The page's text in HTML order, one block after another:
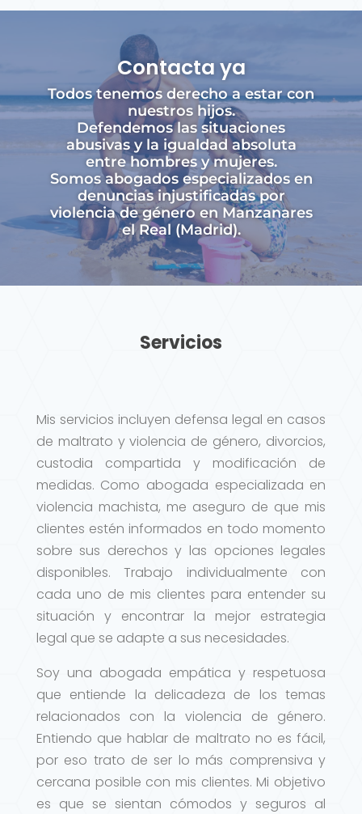
Contacta ya
Todos tenemos derecho a estar con
nuestros hijos.
Defendemos las situaciones
abusivas y la igualdad absoluta
entre hombres y mujeres.
Somos abogados especializados en
denuncias injustificadas por
violencia de género en Manzanares
el Real (Madrid).
Servicios
Mis servicios incluyen defensa legal en casos
de maltrato y violencia de género, divorcios,
custodia compartida y modificación de
medidas. Como abogada especializada en
violencia machista, me aseguro de que mis
clientes estén informados en todo momento
sobre sus derechos y las opciones legales
disponibles. Trabajo individualmente con
cada uno de mis clientes para entender su
situación y encontrar la mejor estrategia
legal que se adapte a sus necesidades.
Soy una abogada empática y respetuosa
que entiende la delicadeza de los temas
relacionados con la violencia de género.
Entiendo que hablar de maltrato no es fácil,
por eso trato de ser lo más comprensiva y
cercana posible con mis clientes. Mi objetivo
es que se sientan cómodos y seguros al